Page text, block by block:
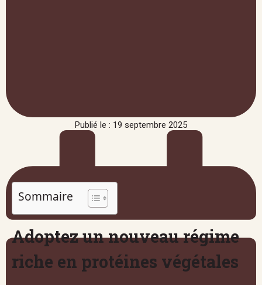
Publié le : 19 septembre 2025
Sommaire
Adoptez un nouveau régime
riche en protéines végétales